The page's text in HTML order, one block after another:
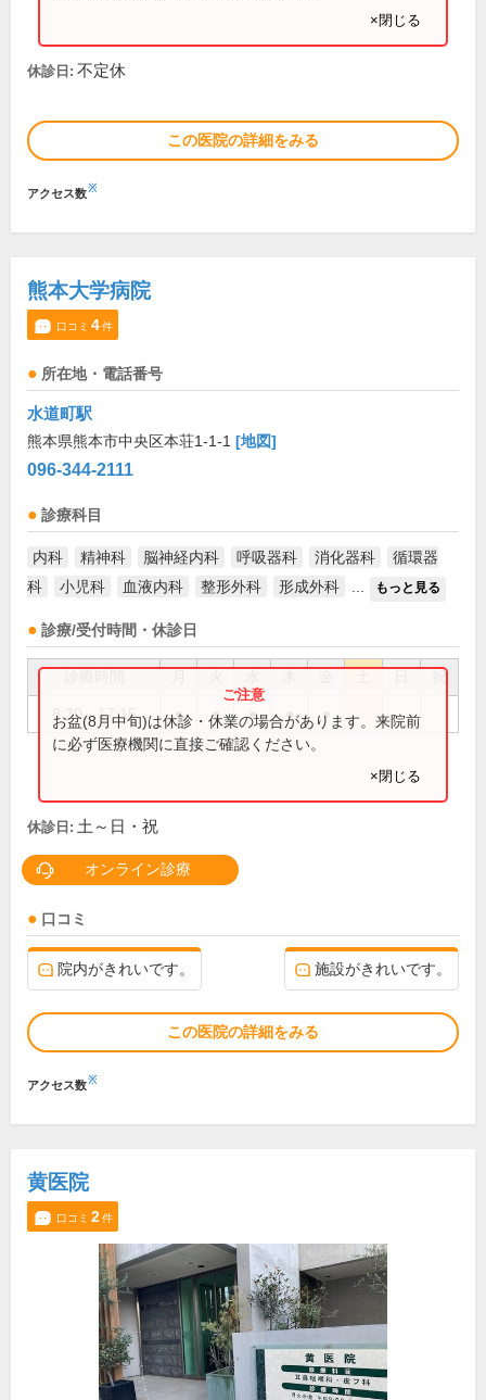
×閉じる
休診日: 不定休
この医院の詳細をみる
アクセス数※
熊本大学病院
口コミ 4件
所在地・電話番号
水道町駅
熊本県熊本市中央区本荘1-1-1 [地図]
096-344-2111
診療科目
内科 精神科 脳神経内科 呼吸器科 消化器科
循環器
科
小児科 血液内科 整形外科 形成外科 もっと見る
診療/受付時間・休診日
祝
8:30～17:15 ● ● ● ● ●
お盆(8月中旬)は休診・休業の場合があります。来院前
に必ず医療機関に直接ご確認ください。
×閉じる
休診日: 土～日・祝
オンライン診療
口コミ
院内がきれいです。 施設がきれいです。
この医院の詳細をみる
アクセス数※
黄医院
口コミ 2件